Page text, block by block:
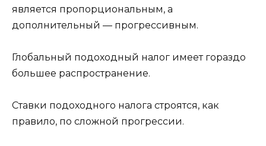
является пропорциональным, а
дополнительный — прогрессивным.
Глобальный подоходный налог имеет гораздо
большее распространение.
Ставки подоходного налога строятся, как
правило, по сложной прогрессии.